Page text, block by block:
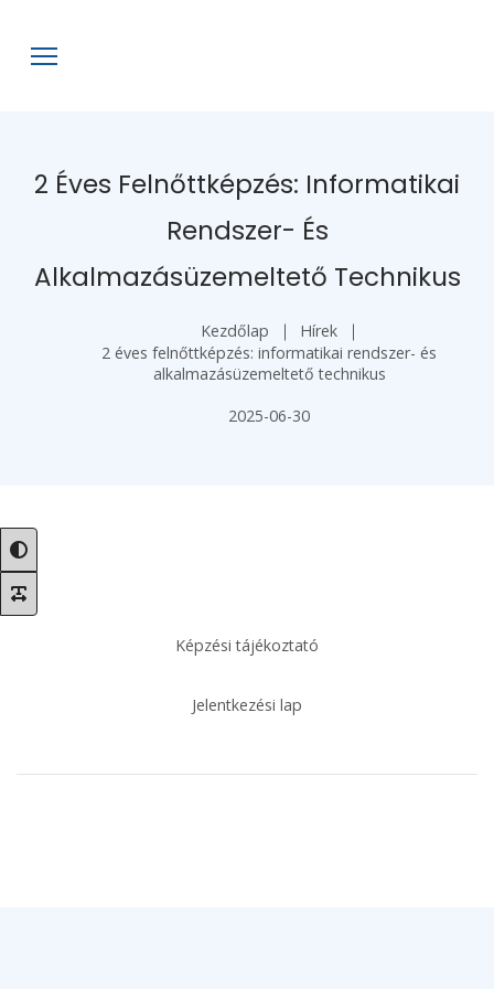
2 Éves Felnőttképzés: Informatikai
Rendszer- És
Alkalmazásüzemeltető Technikus
Kezdőlap
Hírek
2 éves felnőttképzés: informatikai rendszer- és
alkalmazásüzemeltető technikus
2025-06-30
Képzési tájékoztató
Jelentkezési lap